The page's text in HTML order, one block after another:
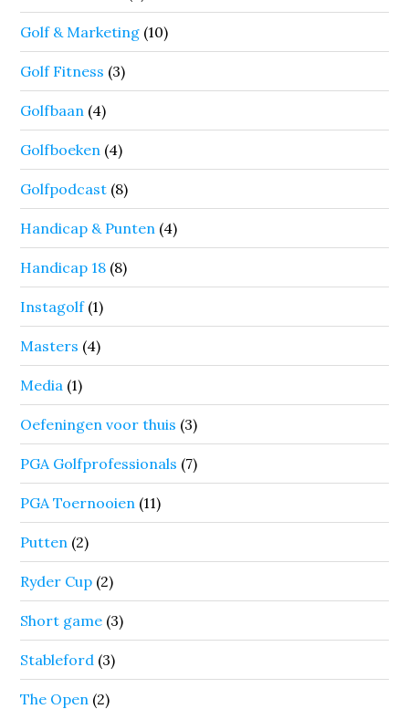
Golf & Marketing (10)
Golf Fitness (3)
Golfbaan (4)
Golfboeken (4)
Golfpodcast (8)
Handicap & Punten (4)
Handicap 18 (8)
Instagolf(1)
Masters (4)
Media (1)
Oefeningen voor thuis (3)
PGA Golfprofessionals (7)
PGA Toernooien (11)
Putten (2)
Ryder Cup (2)
Short game (3)
Stableford (3)
The Open (2)